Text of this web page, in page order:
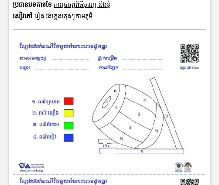
ប្រធានបទតាមខែ ការប្រារព្ធពិធីបុណ្យ និងខ្ញុំ
សៀវភៅ រឿង វង់ភ្លេងក្មេងៗតាមភូមិ